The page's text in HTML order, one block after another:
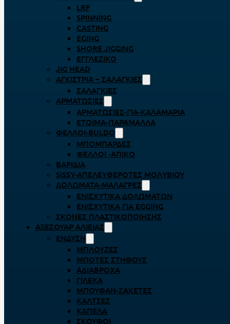
LRF
SPINNING
CASTING
EGING
SHORE JIGGING
ΕΓΓΛΈΖΙΚΟ
JIG HEAD
ΑΓΚΊΣΤΡΙΑ – ΣΑΛΑΓΚΙΈΣ
ΣΑΛΑΓΚΙΈΣ
ΑΡΜΑΤΩΣΙΈΣ
ΑΡΜΑΤΩΣΙΈΣ-ΓΙΑ-ΚΑΛΑΜΆΡΙΑ
ΈΤΟΙΜΑ-ΠΑΡΆΜΑΛΛΑ
ΦΕΛΛΟΊ-BULDO
ΜΠΟΜΠΆΡΔΕΣ
ΦΕΛΛΟΊ -ΑΠΊΚΟ
ΒΑΡΊΔΙΑ
SISSY-ΑΠΕΛΕΥΘΕΡΟΤΈΣ ΜΟΛΥΒΙΟΎ
ΔΟΛΏΜΑΤΑ-ΜΑΛΆΓΡΕΣ
ΕΝΙΣΧΥΤΙΚΆ ΔΟΛΩΜΆΤΩΝ
ΕΝΙΣΧΥΤΙΚΆ ΓΙΑ EGGING
ΣΚΌΝΕΣ ΠΛΑΣΤΙΚΟΠΟΊΗΣΗΣ
ΑΞΕΣΟΥΆΡ ΑΛΙΕΊΑΣ
ΈΝΔΥΣΗ
ΜΠΛΟΎΖΕΣ
ΜΠΌΤΕΣ ΣΤΉΘΟΥΣ
ΑΔΙΆΒΡΟΧΑ
ΓΙΛΈΚΑ
ΜΠΟΥΦΆΝ-ΖΑΚΈΤΕΣ
ΚΆΛΤΣΕΣ
ΚΑΠΈΛΑ
ΣΚΟΎΦΟΙ